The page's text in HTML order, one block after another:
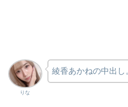
りな
綾香あかねの中出し